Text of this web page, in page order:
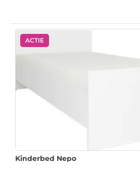
ACTIE
Kinderbed Nepo